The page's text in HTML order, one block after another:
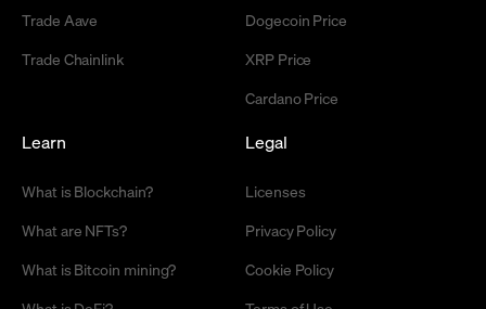
Trade Aave
Trade Chainlink
Dogecoin Price
XRP Price
Cardano Price
Learn
What is Blockchain?
What are NFTs?
What is Bitcoin mining?
Legal
Licenses
Privacy Policy
Cookie Policy